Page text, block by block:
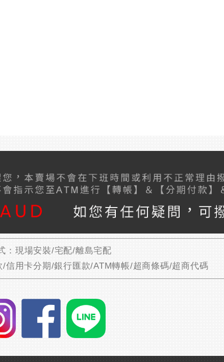
：現場安裝/宅配/離島宅配
信用卡分期/銀行匯款/ATM轉帳/超商條碼/超商代碼